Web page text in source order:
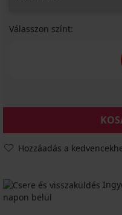
Válasszon színt:
Hozzáadás a
napon belül